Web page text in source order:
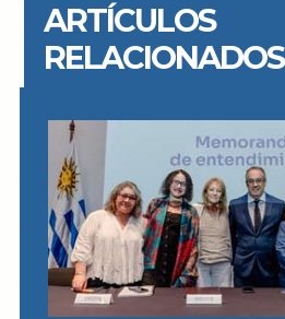
ARTÍCULOS
RELACIONADOS